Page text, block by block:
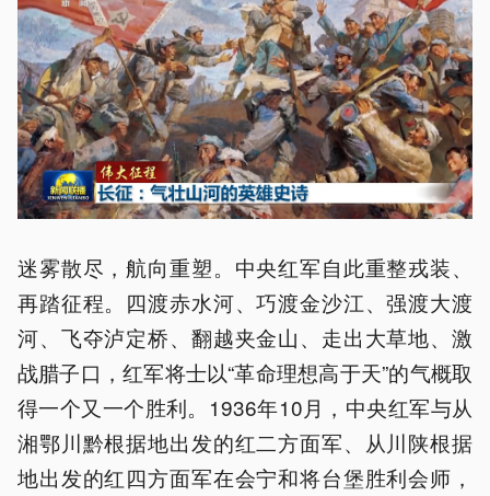
迷雾散尽，航向重塑。中央红军自此重整戎装、
再踏征程。四渡赤水河、巧渡金沙江、强渡大渡
河、飞夺泸定桥、翻越夹金山、走出大草地、激
战腊子口，红军将士以“革命理想高于天”的气概取
得一个又一个胜利。1936年10月，中央红军与从
湘鄂川黔根据地出发的红二方面军、从川陕根据
地出发的红四方面军在会宁和将台堡胜利会师，